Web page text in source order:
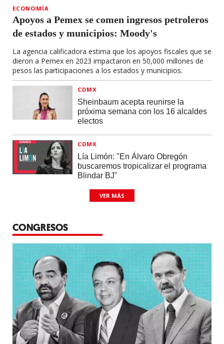
ECONOMÍA
Apoyos a Pemex se comen ingresos petroleros
de estados y municipios: Moody's
La agencia calificadora estima que los apoyos fiscales que se
dieron a Pemex en 2023 impactaron en 50,000 millones de
pesos las participaciones a los estados y municipios.
CDMX
Sheinbaum acepta reunirse la
próxima semana con los 16 alcaldes
electos
CDMX
Lía Limón: "En Álvaro Obregón
buscaremos tropicalizar el programa
Blindar BJ"
VER MÁS
CONGRESOS